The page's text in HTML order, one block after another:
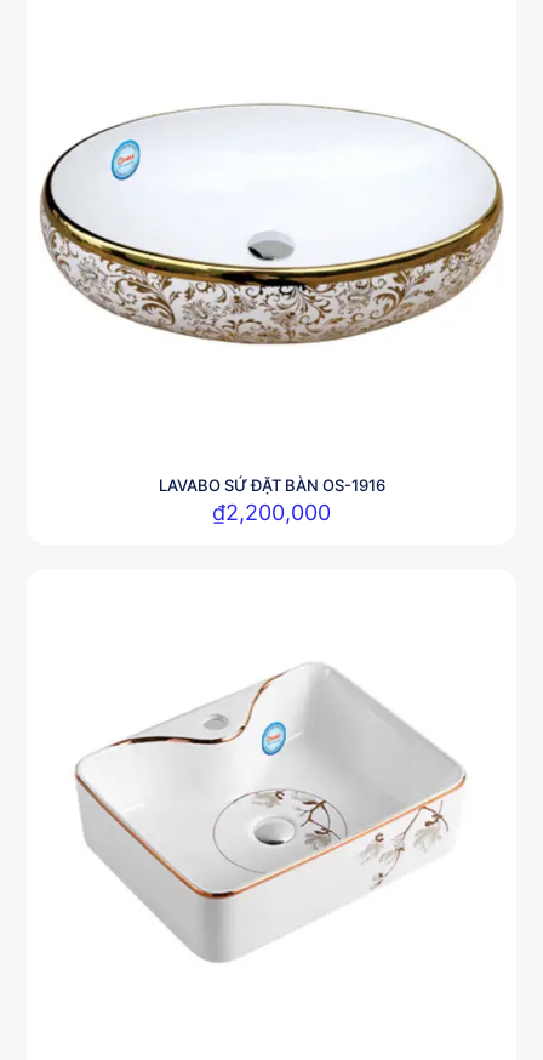
LAVABO SỨ ĐẶT BÀN OS-1916
₫2,200,000